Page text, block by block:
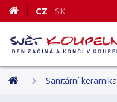
CZ SK
Sanitární keramika